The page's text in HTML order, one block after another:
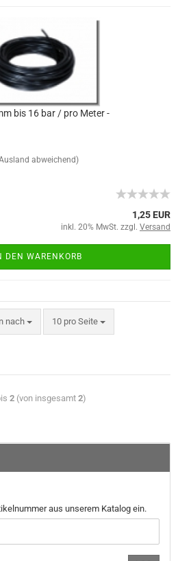
bis 16 bar / pro Meter -
abweichend)
1,25 EUR
inkl. 20% MwSt. zzgl. Versand
DEN WARENKORB
nach 10 pro Seite
2 (von insgesamt 2)
aus unserem Katalog ein.